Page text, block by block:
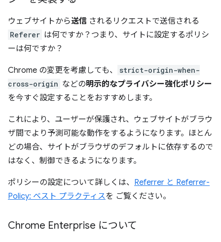
ウェブサイトから送信 されるリクエストで送信される
Referer は何ですか？つまり、サイトに設定するポリシ
ーは何ですか？
Chrome の変更を考慮しても、
strict-origin-when-
cross-origin などの明示的なプライバシー強化ポリシー
を今すぐ設定することをおすすめします。
これにより、ユーザーが保護され、ウェブサイトがブラウ
ザ間でより予測可能な動作をするようになります。ほとん
どの場合、サイトがブラウザのデフォルトに依存するので
はなく、制御できるようになります。
ポリシーの設定について詳しくは、 Referrer と Referrer-
Policy: ベスト プラクティスを ご覧ください。
Chrome Enterprise について